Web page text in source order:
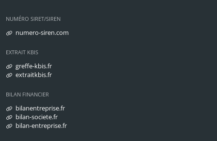
NUMÉRO SIRET/SIREN
numero-siren.com
EXTRAIT KBIS
greffe-kbis.fr
extraitkbis.fr
BILAN FINANCIER
bilanentreprise.fr
bilan-societe.fr
bilan-entreprise.fr